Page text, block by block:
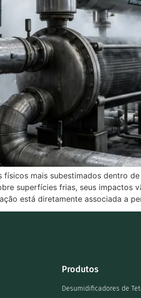
mais subestimados dentro
superfícies frias, seus
está diretamente associada a
Produtos
Desumidificadores de